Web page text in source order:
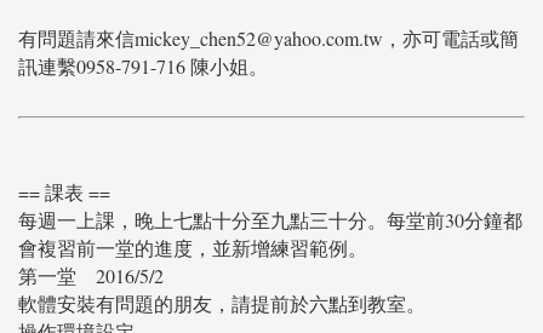
有問題請來信mickey_chen52@yahoo.com.tw，亦可電話或簡
訊連繫0958-791-716 陳小姐。
== 課表 ==
每週一上課，晚上七點十分至九點三十分。每堂前30分鐘都
會複習前一堂的進度，並新增練習範例。
第一堂
2016/5/2
軟體安裝有問題的朋友，請提前於六點到教室。